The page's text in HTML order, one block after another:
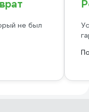
не был